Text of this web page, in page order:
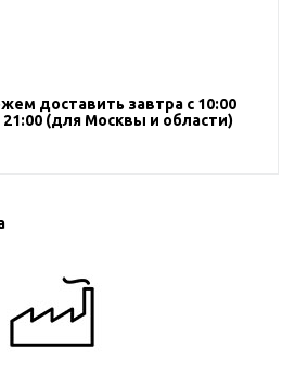
доставить завтра с 10:00
(для Москвы и области)